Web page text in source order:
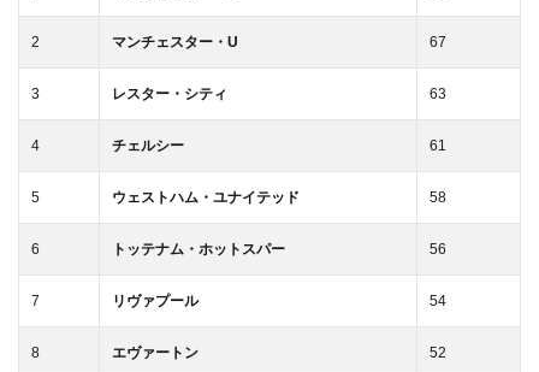
2 マンチェスター・U 67
3 レスター・シティ 63
4 チェルシー 61
5 ウェストハム・ユナイテッド 58
6 トッテナム・ホットスパー 56
7 リヴァプール 54
8 エヴァートン 52